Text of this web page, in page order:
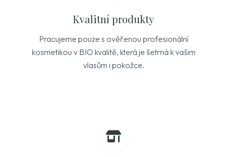
Kvalitní produkty
Pracujeme pouze s ověřenou profesionální
kosmetikou v BIO kvalitě, která je šetrná k vašim
vlasům i pokožce.